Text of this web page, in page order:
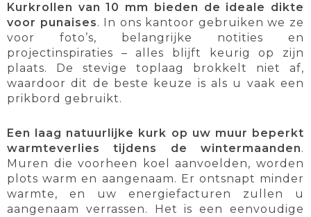
Kurkrollen van 10 mm bieden de ideale dikte
voor punaises. In ons kantoor gebruiken we ze
voor foto’s, belangrijke notities en
projectinspiraties – alles blijft keurig op zijn
plaats. De stevige toplaag brokkelt niet af,
waardoor dit de beste keuze is als u vaak een
prikbord gebruikt.
Een laag natuurlijke kurk op uw muur beperkt
warmteverlies tijdens de wintermaanden.
Muren die voorheen koel aanvoelden, worden
plots warm en aangenaam. Er ontsnapt minder
warmte, en uw energiefacturen zullen u
aangenaam verrassen. Het is een eenvoudige